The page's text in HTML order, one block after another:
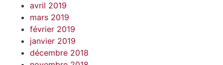
avril 2019
mars 2019
février 2019
janvier 2019
décembre 2018